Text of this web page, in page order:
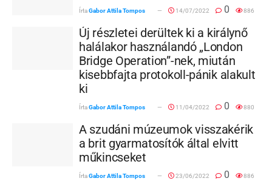
ÍrtaGabor Attila Tompos 14/07/2022 0 886
Új részletei derültek ki a királynő
halálakor használandó „London
Bridge Operation”-nek, miután
kisebbfajta protokoll-pánik alakult
ki
ÍrtaGabor Attila Tompos 11/04/2022 0 880
A szudáni múzeumok visszakérik
a brit gyarmatosítók által elvitt
műkincseket
ÍrtaGabor Attila Tompos 23/06/2022 0 886